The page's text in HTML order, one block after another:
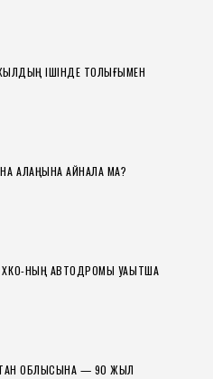
ІШІНДЕ ТОЛЫҒЫМЕН
АЛАҢЫНА АЙНАЛА МА?
НЫҢ АВТОДРОМЫ УАҚЫТША
ОБЛЫСЫНА — 90 ЖЫЛ